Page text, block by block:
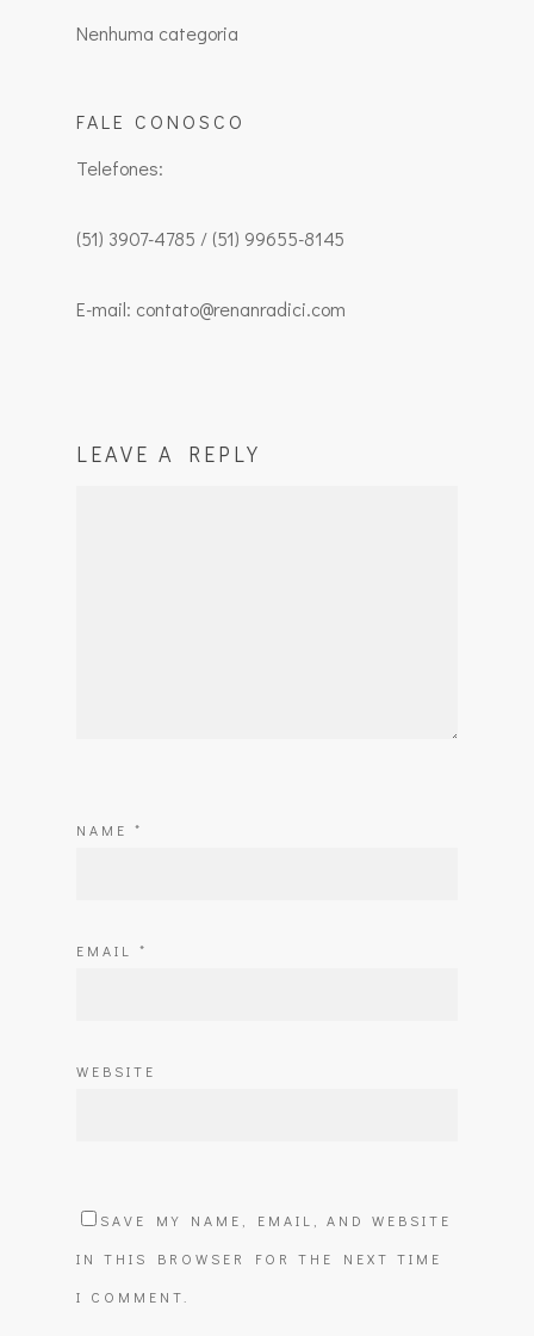
Nenhuma categoria
FALE CONOSCO
Telefones:
(51) 3907-4785 / (51) 99655-8145
E-mail: contato@renanradici.com
LEAVE A REPLY
NAME *
EMAIL *
WEBSITE
SAVE MY NAME, EMAIL, AND WEBSITE
IN THIS BROWSER FOR THE NEXT TIME
I COMMENT.